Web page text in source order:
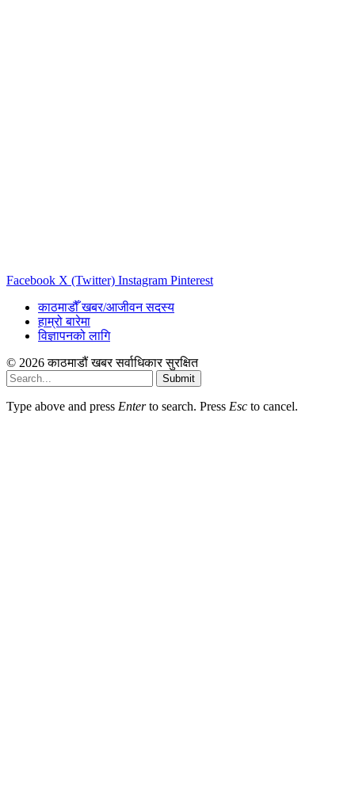
Facebook X (Twitter) Instagram Pinterest
काठमाडौँ खबर/आजीवन सदस्य
हाम्रो बारेमा
विज्ञापनको लागि
© 2026 काठमाडौं खबर सर्वाधिकार सुरक्षित
Submit
Type above and press Enterto search. Press Esc to cancel.